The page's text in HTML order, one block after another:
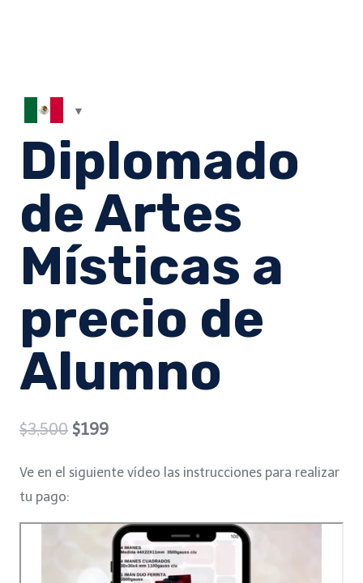
Diplomado
de Artes
Místicas a
precio de
Alumno
$3,500 Original
$3,500.
$199Current
$199.
Ve en el siguiente vídeo las instrucciones para realizar
tu pago: